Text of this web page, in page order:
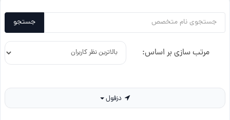
جستجو
مرتب سازی بر اساس: